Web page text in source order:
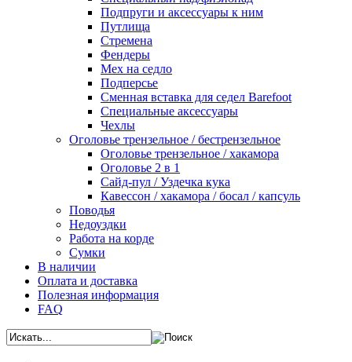
Подпруги и аксессуары к ним
Путлища
Стремена
Фендеры
Мех на седло
Подперсье
Сменная вставка для седел Barefoot
Специальные аксессуары
Чехлы
Оголовье трензельное / бестрензельное
Оголовье трензельное / хакамора
Оголовье 2 в 1
Сайд-пул / Уздечка кука
Кавессон / хакамора / босал / капсуль
Поводья
Недоуздки
Работа на корде
Сумки
В наличии
Оплата и доставка
Полезная информация
FAQ